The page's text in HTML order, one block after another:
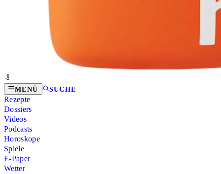
MENÜ SUCHE
Rezepte
Dossiers
Videos
Podcasts
Horoskope
Spiele
E-Paper
Wetter